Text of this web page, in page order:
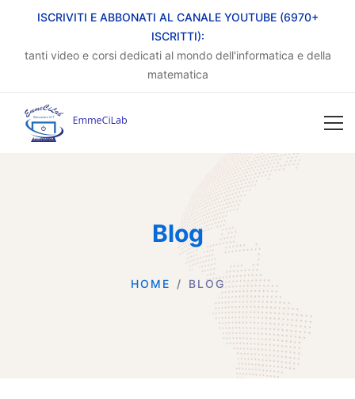
ISCRIVITI E ABBONATI AL CANALE YOUTUBE (6970+
ISCRITTI):
tanti video e corsi dedicati al mondo dell'informatica e della
matematica
Blog
HOME BLOG